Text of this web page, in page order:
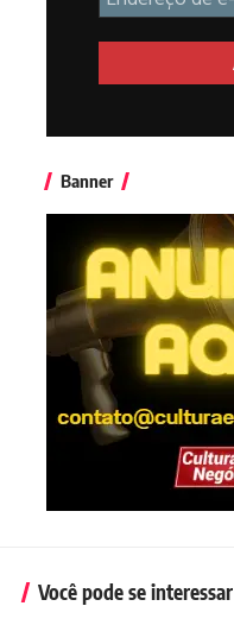
Banner
Você pode se interessar